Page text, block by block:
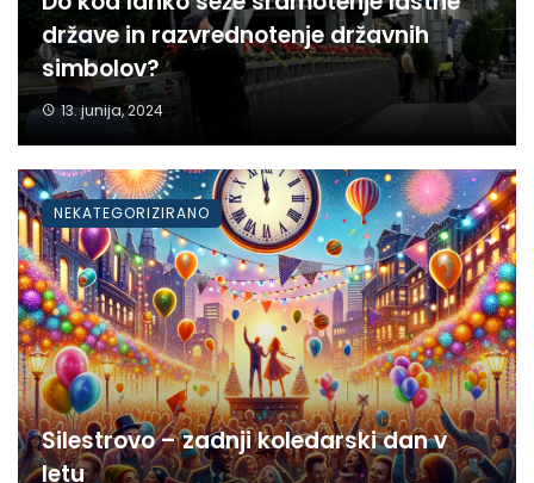
države in razvrednotenje državnih
simbolov?
13. junija, 2024
Silestrovo – zadnji koledarski dan v
letu
NEKATEGORIZIRANO